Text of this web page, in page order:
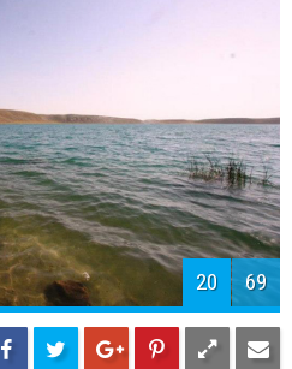
22 69